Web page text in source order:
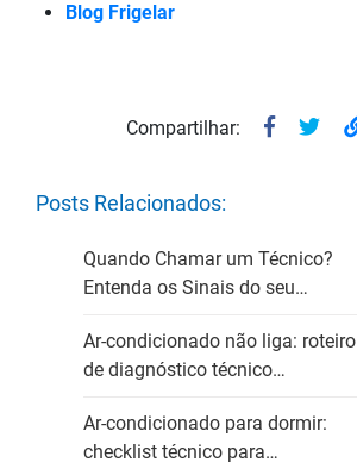
Blog Frigelar
Compartilhar:
Posts Relacionados:
Quando Chamar um Técnico?
Entenda os Sinais do seu…
Ar-condicionado não liga: roteiro
de diagnóstico técnico…
Ar-condicionado para dormir:
checklist técnico para…